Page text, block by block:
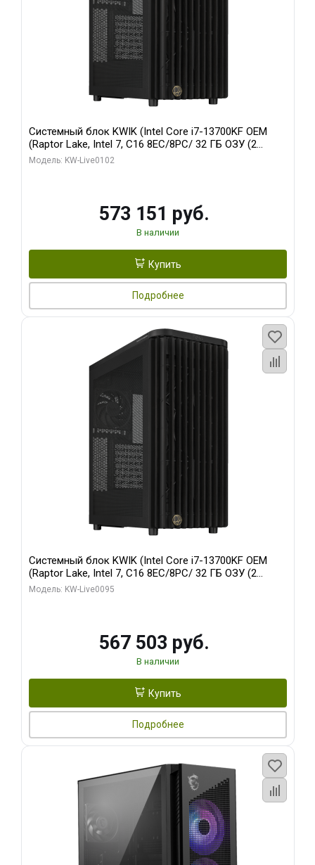
Системный блок KWIK (Intel Core i7-13700KF OEM
(Raptor Lake, Intel 7, C16 8EC/8PC/ 32 ГБ ОЗУ (2
модуля)/ Afox RTX4090 24GB GDDR6X 384-Bit 3xDP
Модель: KW-Live0102
573 151 руб.
В наличии
Купить
Подробнее
Системный блок KWIK (Intel Core i7-13700KF OEM
(Raptor Lake, Intel 7, C16 8EC/8PC/ 32 ГБ ОЗУ (2
модуля)/ Afox RTX4090 24GB GDDR6X 384-Bit 3xDP
Модель: KW-Live0095
567 503 руб.
В наличии
Купить
Подробнее